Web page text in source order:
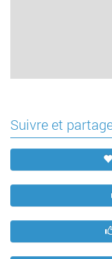
Suivre et